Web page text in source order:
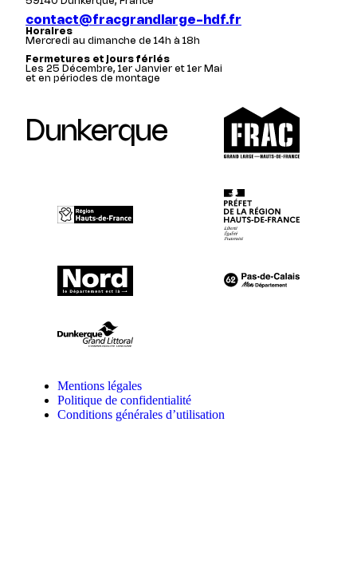
contact@fracgrandlarge-hdf.fr
Horaires
Mercredi au dimanche de 14h à 18h
Fermetures et jours fériés
Les 25 Décembre, 1er Janvier et 1er Mai
et en périodes de montage
Dunkerque
Mentions légales
Politique de confidentialité
Conditions générales d’utilisation